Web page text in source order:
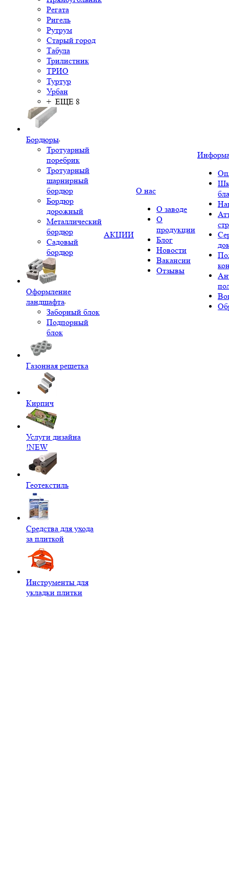
Регата
Ригель
Рутрум
Старый город
Табула
Трилистник
ТРИО
Туртур
Урбан
+ ЕЩЕ 8
Бордюры
Тротуарный
поребрик
Тротуарный
шарнирный
бордюр
Бордюр
дорожный
Металлический
бордюр
Садовый
бордюр
Оформление
ландшафта
Заборный блок
Подпорный
блок
Газонная решетка
Кирпич
Услуги дизайна
!NEW
Геотекстиль
Средства для ухода
за плиткой
Инструменты для
укладки плитки
АКЦИИ
О нас
О заводе
О
продукции
Блог
Новости
Вакансии
Отзывы